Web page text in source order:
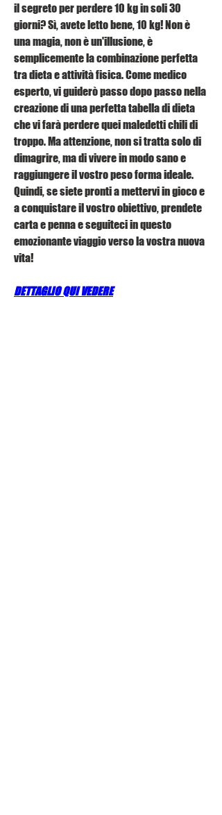
il segreto per perdere 10 kg in soli 30
giorni? Sì, avete letto bene, 10 kg! Non è
una magia, non è un'illusione, è
semplicemente la combinazione perfetta
tra dieta e attività fisica. Come medico
esperto, vi guiderò passo dopo passo nella
creazione di una perfetta tabella di dieta
che vi farà perdere quei maledetti chili di
troppo. Ma attenzione, non si tratta solo di
dimagrire, ma di vivere in modo sano e
raggiungere il vostro peso forma ideale.
Quindi, se siete pronti a mettervi in gioco e
a conquistare il vostro obiettivo, prendete
carta e penna e seguiteci in questo
emozionante viaggio verso la vostra nuova
vita!
DETTAGLIO QUI VEDERE